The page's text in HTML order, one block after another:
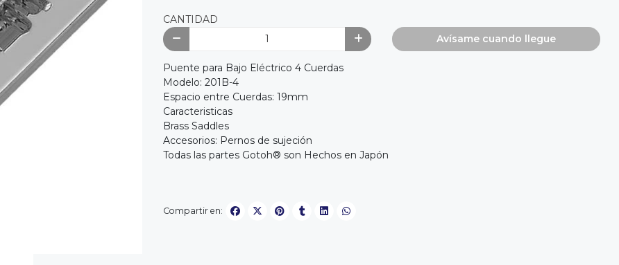
CANTIDAD
Avísame cuando llegue
Puente para Bajo Eléctrico 4 Cuerdas
Modelo: 201B-4
Espacio entre Cuerdas: 19mm
Caracteristicas
Brass Saddles
Accesorios: Pernos de sujeción
Todas las partes Gotoh® son Hechos en Japón
Compartir en: